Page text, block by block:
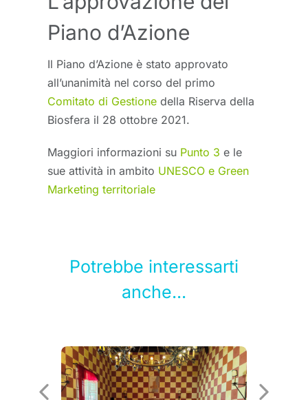
Piano d’Azione
Il Piano d’Azione è stato approvato
all’unanimità nel corso del primo
Comitato di Gestione della Riserva della
Biosfera il 28 ottobre 2021.
Maggiori informazioni su Punto 3 e le
sue attività in ambito UNESCO e Green
Marketing territoriale
Potrebbe interessarti
anche...